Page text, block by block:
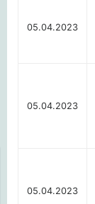
05.04.2023
05.04.2023
05.04.2023